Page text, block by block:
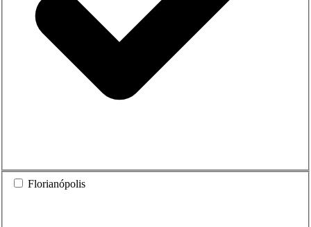
Florianópolis